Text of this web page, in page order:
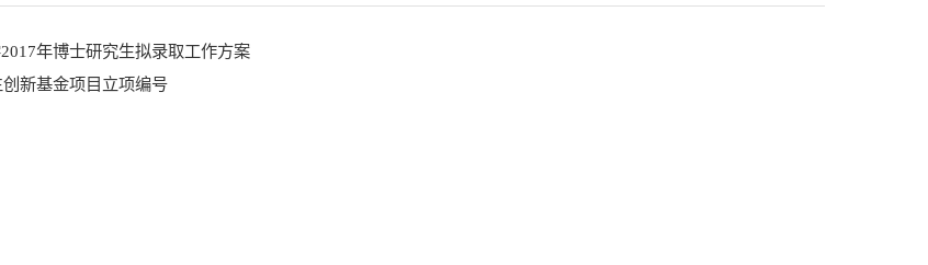
年博士研究生拟录取工作方案
新基金项目立项编号